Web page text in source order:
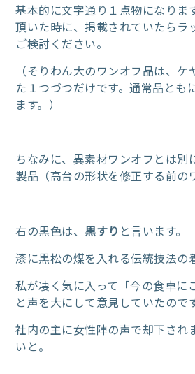
基本的に文字通り１点物になりま
頂いた時に、掲載されていたらラ
ご検討ください。
（そりわん大のワンオフ品は、
た１つづつだけです。通常品とも
ます。）
ちなみに、異素材ワンオフとは別
製品（高台の形状を修正する前の
右の黒色は、黒すり と言います。
漆に黒松の煤を入れる伝統技法の
私が凄く気に入って「今の食卓に
と声を大にして意見していたので
社内の主に女性陣の声で却下され
いと。